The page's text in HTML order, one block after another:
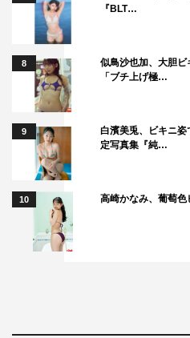
『BLT…
8
似鳥沙也加、大胆
「ブチ上げ極…
9
白濱美兎、ビキニ
定写真集『純…
10 高崎かなみ、葡萄